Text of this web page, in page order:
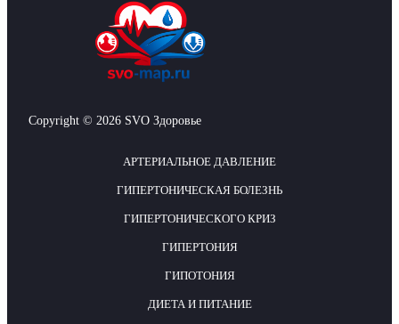
Copyright © 2026 SVO Здоровье
АРТЕРИАЛЬНОЕ ДАВЛЕНИЕ
ГИПЕРТОНИЧЕСКАЯ БОЛЕЗНЬ
ГИПЕРТОНИЧЕСКОГО КРИЗ
ГИПЕРТОНИЯ
ГИПОТОНИЯ
ДИЕТА И ПИТАНИЕ